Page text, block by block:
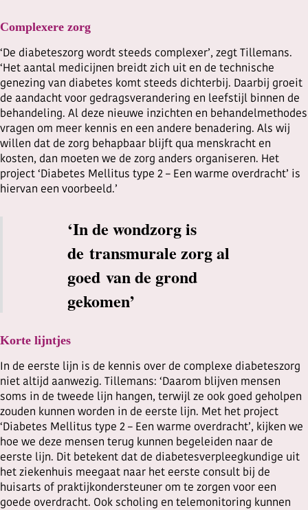
Complexere zorg
‘De diabeteszorg wordt steeds complexer’, zegt Tillemans.
‘Het aantal medicijnen breidt zich uit en de technische
genezing van diabetes komt steeds dichterbij. Daarbij groeit
de aandacht voor gedragsverandering en leefstijl binnen de
behandeling. Al deze nieuwe inzichten en behandelmethodes
vragen om meer kennis en een andere benadering. Als wij
willen dat de zorg behapbaar blijft qua menskracht en
kosten, dan moeten we de zorg anders organiseren. Het
project ‘Diabetes Mellitus type 2 – Een warme overdracht’ is
hiervan een voorbeeld.’
‘In de wondzorg is
de transmurale zorg al
goed van de grond
gekomen’
Korte lijntjes
In de eerste lijn is de kennis over de complexe diabeteszorg
niet altijd aanwezig. Tillemans: ‘Daarom blijven mensen
soms in de tweede lijn hangen, terwijl ze ook goed geholpen
zouden kunnen worden in de eerste lijn. Met het project
‘Diabetes Mellitus type 2 – Een warme overdracht’, kijken we
hoe we deze mensen terug kunnen begeleiden naar de
eerste lijn. Dit betekent dat de diabetesverpleegkundige uit
het ziekenhuis meegaat naar het eerste consult bij de
huisarts of praktijkondersteuner om te zorgen voor een
goede overdracht. Ook scholing en telemonitoring kunnen